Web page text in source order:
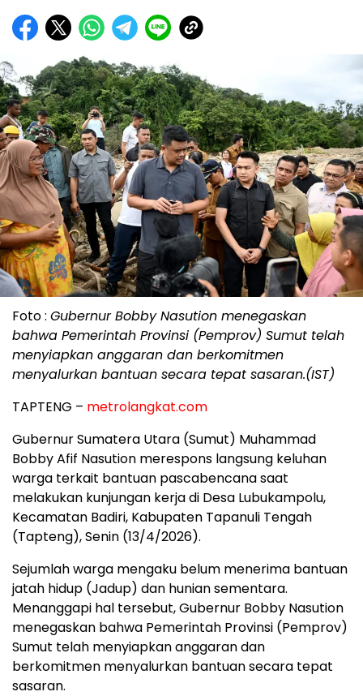
Foto : Gubernur Bobby Nasution menegaskan
bahwa Pemerintah Provinsi (Pemprov) Sumut telah
menyiapkan anggaran dan berkomitmen
menyalurkan bantuan secara tepat sasaran.(IST)
TAPTENG – metrolangkat.com
Gubernur Sumatera Utara (Sumut) Muhammad
Bobby Afif Nasution merespons langsung keluhan
warga terkait bantuan pascabencana saat
melakukan kunjungan kerja di Desa Lubukampolu,
Kecamatan Badiri, Kabupaten Tapanuli Tengah
(Tapteng), Senin (13/4/2026).
Sejumlah warga mengaku belum menerima bantuan
jatah hidup (Jadup) dan hunian sementara.
Menanggapi hal tersebut, Gubernur Bobby Nasution
menegaskan bahwa Pemerintah Provinsi (Pemprov)
Sumut telah menyiapkan anggaran dan
berkomitmen menyalurkan bantuan secara tepat
sasaran.